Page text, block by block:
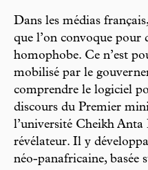
Dans les médias
que l’on convoque pour
homophobe. Ce n’est
mobilisé par le
comprendre le logiciel
discours du Premier
l’université Cheikh
révélateur. Il y
néo-panafricaine, basée